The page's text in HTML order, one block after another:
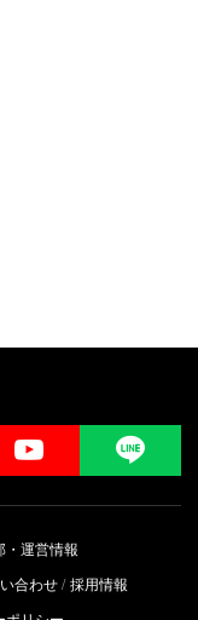
YouTube
・運営情報
合わせ 採用情報